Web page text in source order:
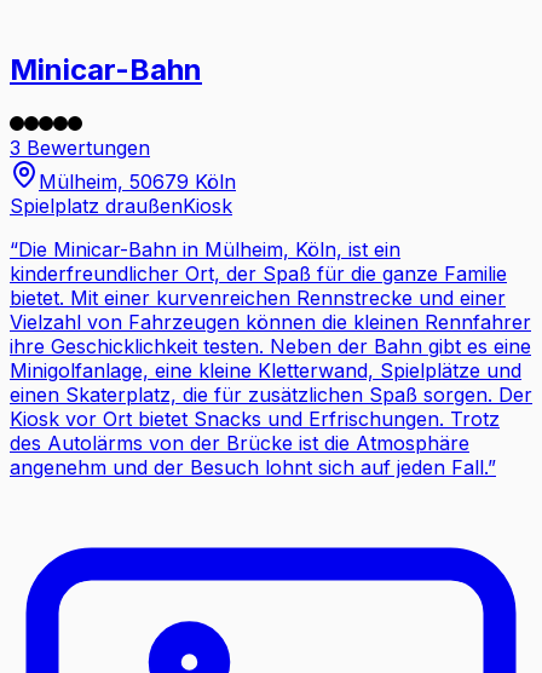
Minicar-Bahn
3 Bewertungen
Mülheim, 50679 Köln
Spielplatz draußenKiosk
“Die Minicar-Bahn in Mülheim, Köln, ist ein
kinderfreundlicher Ort, der Spaß für die ganze Familie
bietet. Mit einer kurvenreichen Rennstrecke und einer
Vielzahl von Fahrzeugen können die kleinen Rennfahrer
ihre Geschicklichkeit testen. Neben der Bahn gibt es eine
Minigolfanlage, eine kleine Kletterwand, Spielplätze und
einen Skaterplatz, die für zusätzlichen Spaß sorgen. Der
Kiosk vor Ort bietet Snacks und Erfrischungen. Trotz
des Autolärms von der Brücke ist die Atmosphäre
angenehm und der Besuch lohnt sich auf jeden Fall.”